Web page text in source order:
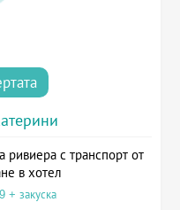
с транспорт от
в хотел
+ закуска